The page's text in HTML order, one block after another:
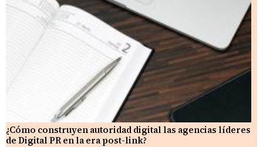
¿Cómo construyen autoridad digital las agencias líderes
de Digital PR en la era post-link?